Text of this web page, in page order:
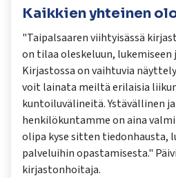
Kaikkien yhteinen
"Taipalsaaren viihtyisässä
on tilaa oleskeluun, lukemiseen
Kirjastossa on vaihtuvia
voit lainata meiltä erilaisia
kuntoiluvälineitä. Ystävällinen
henkilökuntamme on aina
olipa kyse sitten tiedonhausta,
palveluihin opastamisesta."
kirjastonhoitaja.